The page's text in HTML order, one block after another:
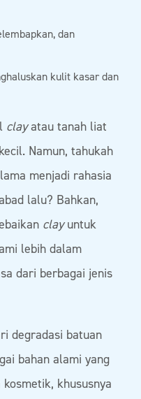
dan
kulit kasar dan
clayatau tanah liat
Namun, tahukah
menjadi rahasia
lalu? Bahkan,
clayuntuk
lebih dalam
dari berbagai jenis
degradasi batuan
bahan alami yang
khususnya